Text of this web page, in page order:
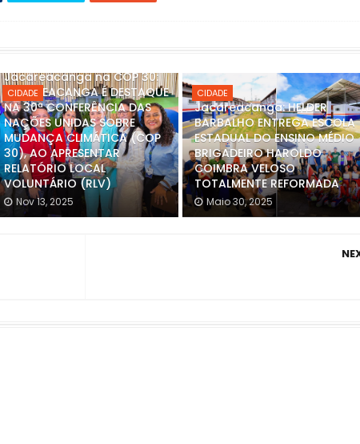
CIDADE
Jacareacanga na COP 30:
JACAREACANGA É DESTAQUE
NA 30ª CONFERÊNCIA DAS
NAÇÕES UNIDAS SOBRE
MUDANÇA CLIMÁTICA (COP
30), AO APRESENTAR
RELATÓRIO LOCAL
VOLUNTÁRIO (RLV)
Nov 13, 2025
CIDADE
Jacareacanga: HELDER
BARBALHO ENTREGA ESCOLA
ESTADUAL DO ENSINO MÉDIO
BRIGADEIRO HAROLDO
COIMBRA VELOSO
TOTALMENTE REFORMADA
Maio 30, 2025